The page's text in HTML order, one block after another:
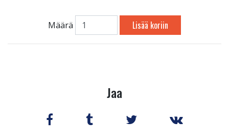
Määrä Lisää koriin
Jaa